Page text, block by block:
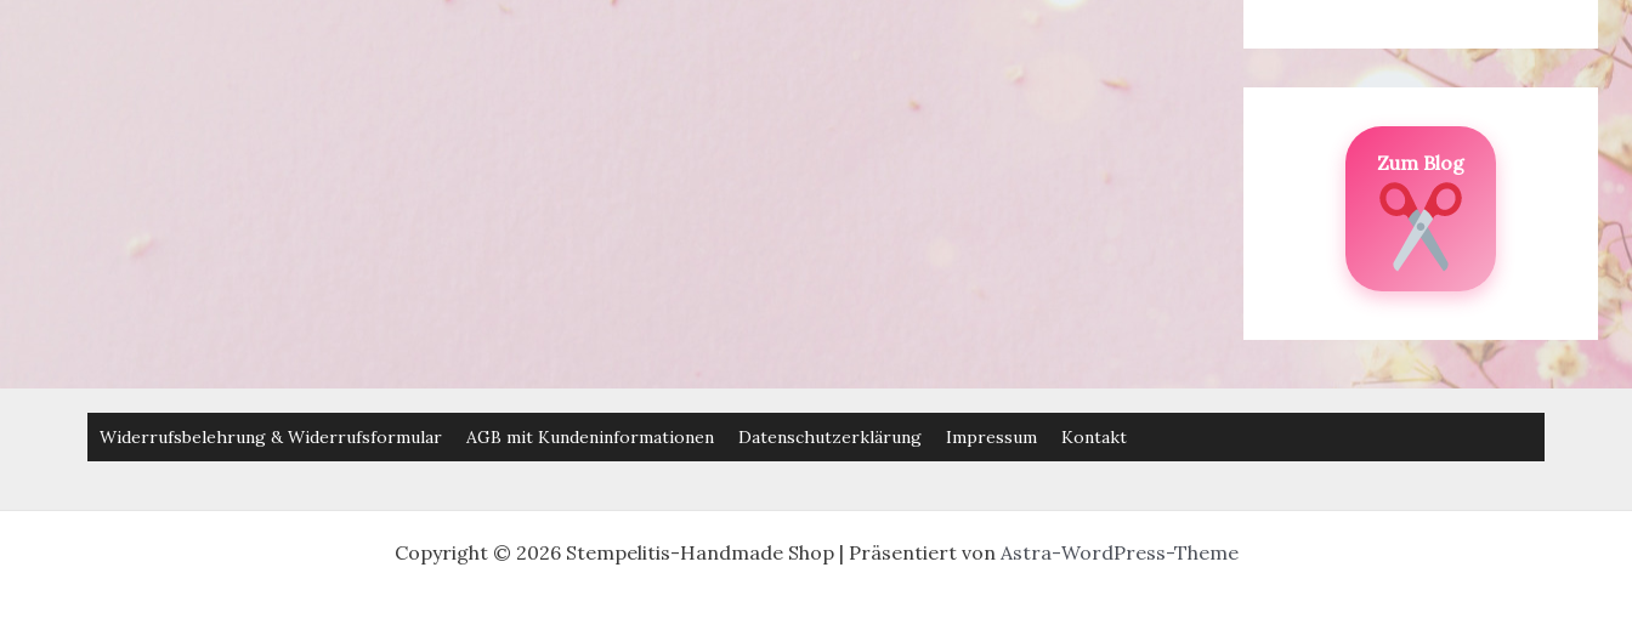
Zum Blog
Widerrufsbelehrung & Widerrufsformular AGB mit Kundeninformationen Datenschutzerklärung Impressum Kontakt
Copyright © 2026 Stempelitis-Handmade Shop | Präsentiert von Astra-WordPress-Theme